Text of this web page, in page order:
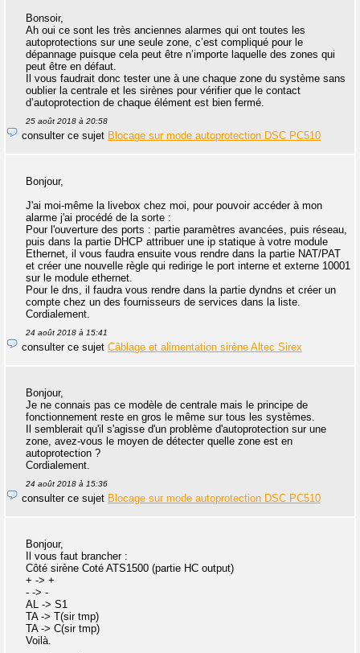
Bonsoir,
Ah oui ce sont les très anciennes alarmes qui ont toutes les
autoprotections sur une seule zone, c’est compliqué pour le
dépannage puisque cela peut être n’importe laquelle des zones qui
peut être en défaut.
Il vous faudrait donc tester une à une chaque zone du système sans
oublier la centrale et les sirènes pour vérifier que le contact
d’autoprotection de chaque élément est bien fermé.
25 août 2018 à 20:58
consulter ce sujet Blocage sur mode autoprotection DSC PC510
Bonjour,
J'ai moi-même la livebox chez moi, pour pouvoir accéder à mon
alarme j'ai procédé de la sorte :
Pour l'ouverture des ports : partie paramètres avancées, puis réseau,
puis dans la partie DHCP attribuer une ip statique à votre module
Ethernet, il vous faudra ensuite vous rendre dans la partie NAT/PAT
et créer une nouvelle règle qui redirige le port interne et externe 10001
sur le module ethernet.
Pour le dns, il faudra vous rendre dans la partie dyndns et créer un
compte chez un des fournisseurs de services dans la liste.
Cordialement.
24 août 2018 à 15:41
consulter ce sujet Câblage et alimentation sirène Altec Sirex
Bonjour,
Je ne connais pas ce modèle de centrale mais le principe de
fonctionnement reste en gros le même sur tous les systèmes.
Il semblerait qu'il s'agisse d'un problème d'autoprotection sur une
zone, avez-vous le moyen de détecter quelle zone est en
autoprotection ?
Cordialement.
24 août 2018 à 15:36
consulter ce sujet Blocage sur mode autoprotection DSC PC510
Bonjour,
Il vous faut brancher :
Côté sirène Coté ATS1500 (partie HC output)
+ -> +
- -> -
AL -> S1
TA -> T(sir tmp)
TA -> C(sir tmp)
Voilà.